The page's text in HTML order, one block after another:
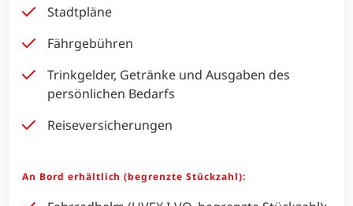
Stadtpläne
Fährgebühren
Trinkgelder, Getränke und Ausgaben des
persönlichen Bedarfs
Reiseversicherungen
An Bord erhältlich (begrenzte Stückzahl):